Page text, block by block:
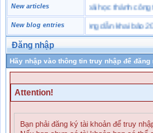
New articles
biệt” của Microsoft ♥4 bài học thành
New blog entries
hải quan là gì? Hướng dẫn khai báo 2026
Đăng nhập
Hãy nhập vào thông tin truy nhập để đăng
Attention!
Bạn phải đăng ký tài khoản để truy